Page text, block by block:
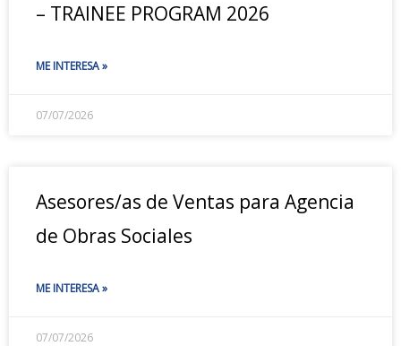
– TRAINEE PROGRAM 2026
ME INTERESA »
07/07/2026
Asesores/as de Ventas para Agencia
de Obras Sociales
ME INTERESA »
07/07/2026